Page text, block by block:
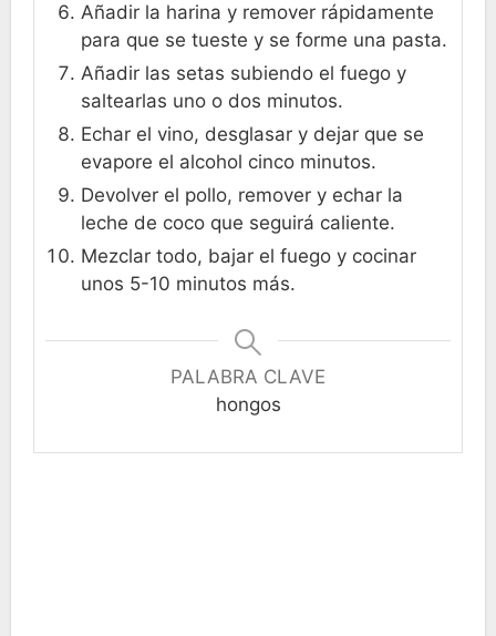
Añadir la harina y remover rápidamente
para que se tueste y se forme una pasta.
Añadir las setas subiendo el fuego y
saltearlas uno o dos minutos.
Echar el vino, desglasar y dejar que se
evapore el alcohol cinco minutos.
Devolver el pollo, remover y echar la
leche de coco que seguirá caliente.
Mezclar todo, bajar el fuego y cocinar
unos 5-10 minutos más.
PALABRA CLAVE
hongos